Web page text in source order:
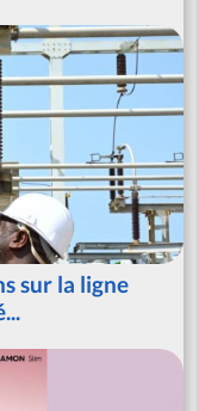
sur la ligne